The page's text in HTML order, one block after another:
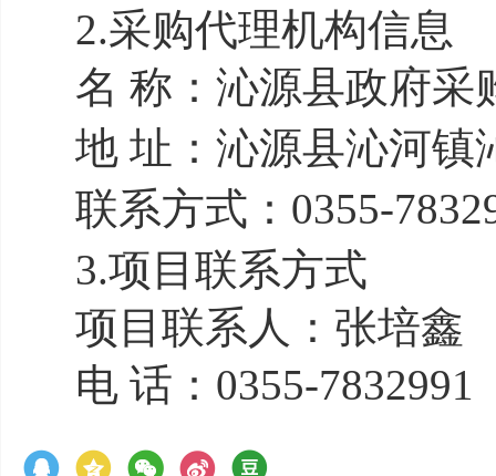
2.采购代理机构
名 称：沁源县政
地 址：沁源县沁
联系方式：0355-
3.项目联系方式
项目联系人：张培鑫
电 话：0355-7832991